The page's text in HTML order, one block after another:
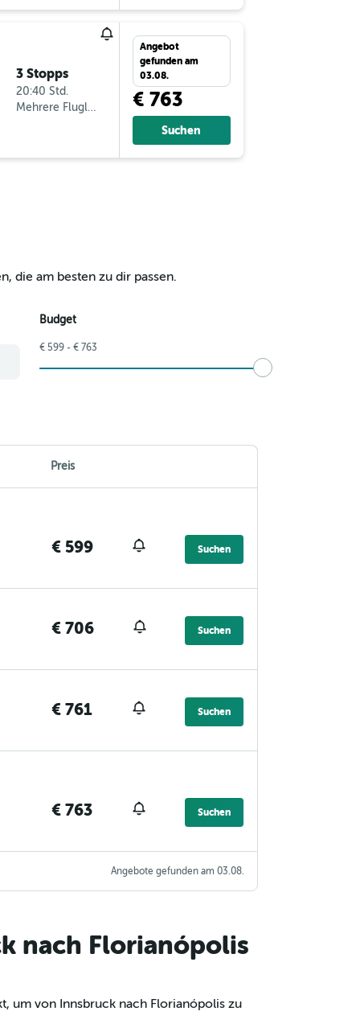
3 Stopps
20:40 Std.
Mehrere Fluglinien
Angebot
gefunden am
03.08.
€ 763
Suchen
die am besten zu dir passen.
Budget
€ 599 - € 763
Preis
€ 599 Suchen
€ 706 Suchen
€ 761 Suchen
€ 763 Suchen
Angebote gefunden am 03.08.
nach Florianópolis
um von Innsbruck nach Florianópolis zu